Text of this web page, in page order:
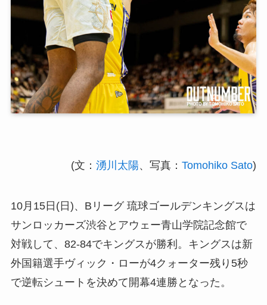
(文：湧川太陽、写真：Tomohiko Sato)
10月15日(日)、Bリーグ 琉球ゴールデンキングスは
サンロッカーズ渋谷とアウェー青山学院記念館で
対戦して、82-84でキングスが勝利。キングスは新
外国籍選手ヴィック・ローが4クォーター残り5秒
で逆転シュートを決めて開幕4連勝となった。